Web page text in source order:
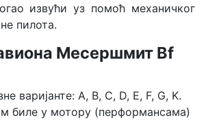
извући уз помоћ механичког
пилота.
Месершмит Bf
варијанте: A, B, C, D, E, F, G, K.
биле у мотору (перформансама)